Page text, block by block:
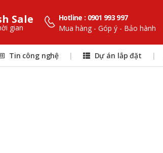
Sale
gian
Hotline : 0901 993 997
Mua hàng - Góp ý - Bảo hành
Tin công nghệ | Dự án lắp đặt |